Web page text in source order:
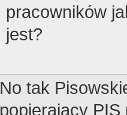
pracowników
jest?
No tak
popierajacy PIS